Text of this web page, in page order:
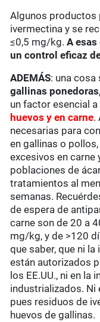
Algunos productos
ivermectina y se
≤0,5 mg/kg.A
un control eficaz
ADEMÁS: una
gallinas
un factor esencial
huevos y en carne.
necesarias para
en gallinas o
excesivos en carne
poblaciones de
tratamientos al
semanas.
de espera de
carne son de 20 a
mg/kg, y de >120
que saber, que ni
están autorizados
los EE.UU., ni en
industrializados. Ni
pues residuos de
huevos de gallinas.